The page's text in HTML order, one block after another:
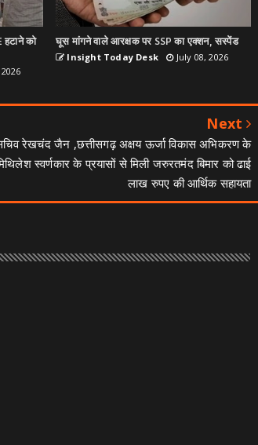
हटाने को
घूस मांगने वाले आरक्षक पर SSP का एक्शन, सस्पेंड
Insight Today Desk July 08, 2026
Next
रेखचंद जैन ,छत्तीसगढ़ अक्षय ऊर्जा विकास अभिकरण के
स्वर्णकार के प्रयासों से मिली जरुरतमंद बिमार को ढाई
लाख रुपए की आर्थिक सहायता